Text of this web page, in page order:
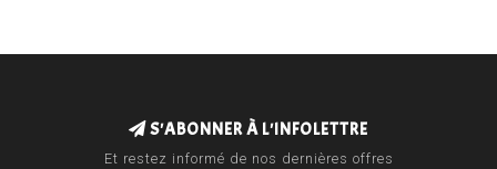
S'ABONNER À L'INFOLETTRE
Et restez informé de nos dernières offres